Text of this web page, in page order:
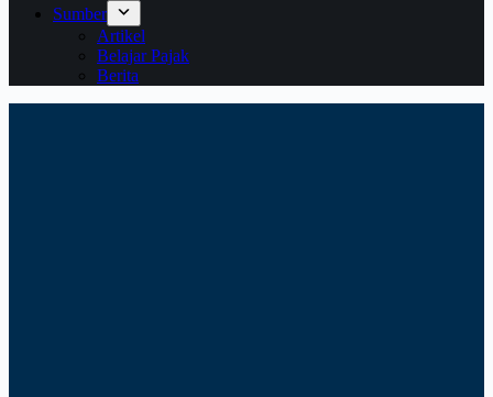
Sumber
Artikel
Belajar Pajak
Berita